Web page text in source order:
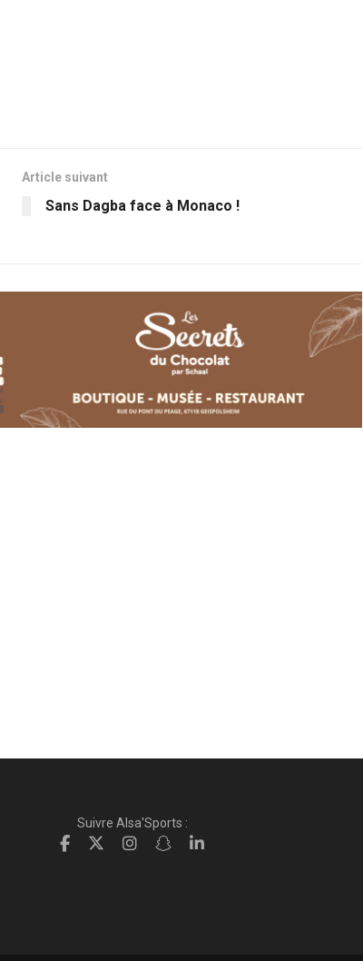
Article suivant
Sans Dagba face à Monaco !
Suivre Alsa'Sports :